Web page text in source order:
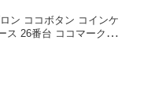
ン ココボタン コインケ
ス 26番台 ココマーク
フ お札入れ エレガント